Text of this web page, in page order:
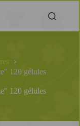
120 gélules
120 gélules